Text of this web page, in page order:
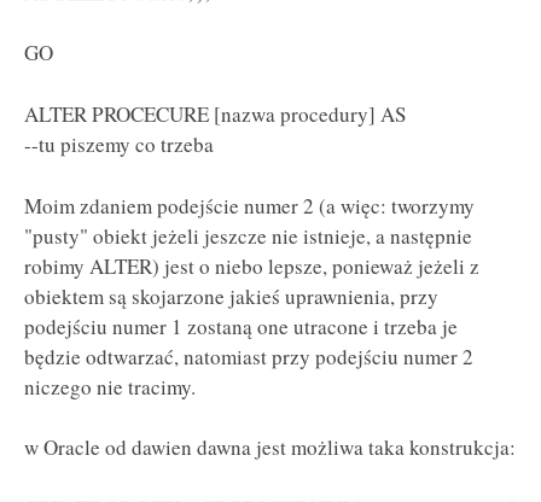
GO
ALTER PROCECURE [nazwa procedury] AS
--tu piszemy co trzeba
Moim zdaniem podejście numer 2 (a więc: tworzymy
"pusty" obiekt jeżeli jeszcze nie istnieje, a następnie
robimy ALTER) jest o niebo lepsze, ponieważ jeżeli z
obiektem są skojarzone jakieś uprawnienia, przy
podejściu numer 1 zostaną one utracone i trzeba je
będzie odtwarzać, natomiast przy podejściu numer 2
niczego nie tracimy.
w Oracle od dawien dawna jest możliwa taka konstrukcja: